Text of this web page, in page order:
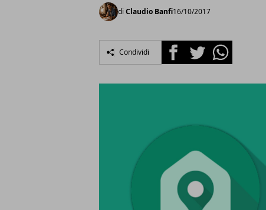
di Claudio Banfi16/10/2017
Condividi FacebookTwitterWhatsapp